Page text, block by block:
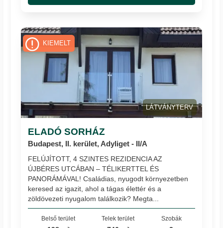
LÁTVÁNYTERV
ELADÓ SORHÁZ
Budapest, II. kerület, Adyliget - II/A
FELÚJÍTOTT, 4 SZINTES REZIDENCIA AZ
ÚJBÉRES UTCÁBAN – TÉLIKERTTEL ÉS
PANORÁMÁVAL! Családias, nyugodt környezetben
keresed az igazit, ahol a tágas élettér és a
zöldövezeti nyugalom találkozik? Megta...
Belső terület Telek terület Szobák
KIEMELT